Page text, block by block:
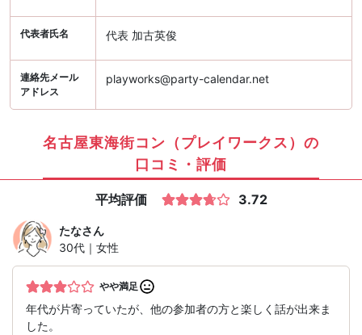
代表者氏名 代表 加古英俊
連絡先メール
アドレス
playworks@party-calendar.net
名古屋東海街コン（プレイワークス）の
口コミ・評価
平均評価 3.72
たなさん
30代｜女性
やや満足
年代が片寄っていたが、他の参加者の方と楽しく話が出来ま
した。